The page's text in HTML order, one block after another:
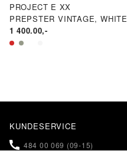
PROJECT E XX
PREPSTER VINTAGE, WHITE
1 400.00,-
KUNDESERVICE
484 00 069 (09-15)